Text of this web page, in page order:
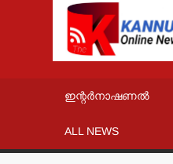
ഇന്റർനാഷണൽ
ALL NEWS